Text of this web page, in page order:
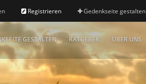
Registrieren Gedenkseite gestalten
GESTALTEN RATGEBER ÜBER UNS